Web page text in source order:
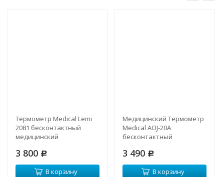
Термометр Medical Lemi
2081 бесконтактный
медицинский
3 800 Р
В корзину
Медицинский Термометр
Medical AOJ-20A
бесконтактный
(сертификат РФ)
3 490 Р
В корзину